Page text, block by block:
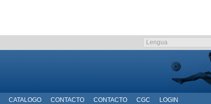
CATALOGO CONTACTO CONTACTO CGC LOGIN